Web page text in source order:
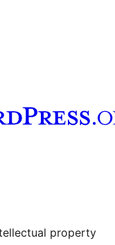
property